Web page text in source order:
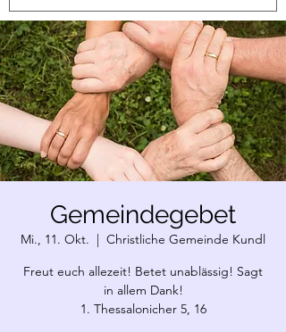
Gemeindegebet
Mi., 11. Okt.
  |
Christliche Gemeinde Kundl
Freut euch allezeit! Betet unablässig! Sagt
in allem Dank!
1. Thessalonicher 5, 16